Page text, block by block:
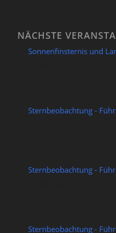
NÄCHSTE
Sonnenfinsternis und
Sternbeobachtung -
Sternbeobachtung -
Sternbeobachtung -